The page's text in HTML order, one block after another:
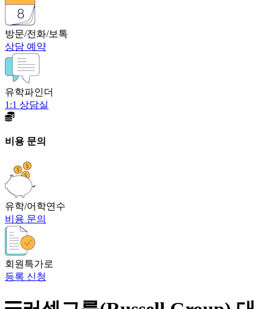
방문/전화/보톡
상담 예약
유학파인더
1:1 상담실
비용 문의
유학/어학연수
비용 문의
회원특가로
등록 신청